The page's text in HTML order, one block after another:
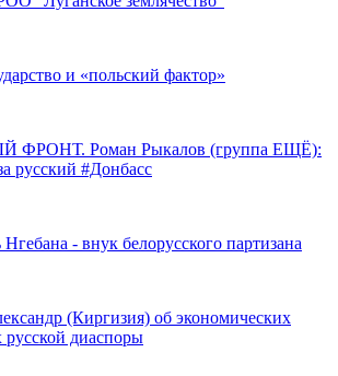
и «польский фактор»
ФРОНТ. Роман Рыкалов (группа ЕЩЁ):
русский #Донбасс
- внук белорусского партизана
(Киргизия) об экономических
русской диаспоры